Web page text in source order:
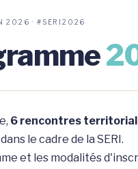
2026 · #SERI2026
6 rencontres
le cadre de la SERI.
et les modalités